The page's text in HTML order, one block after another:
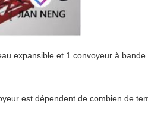
expansible et 1 convoyeur à bande
est dépendent de combien de